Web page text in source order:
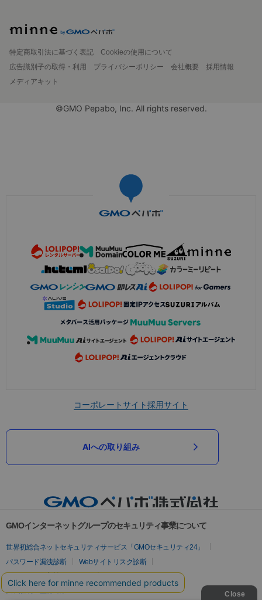
特定商取引法に基づく表記
Cookieの使用について
広告識別子の取得・利用
プライバシーポリシー 会社概要
採用情報
メディアキット
©GMO Pepabo, Inc. All rights reserved.
コーポレートサイト採用サイト
AIへの取り組み
GMOインターネットグループのセキュリティ事業について
世界初総合ネットセキュリティサービス「GMOセキュリティ24」
パスワード漏洩診断
Webサイトリスク診断
セキュリティ相談AIチャットボット
実在証明・盗聴対策